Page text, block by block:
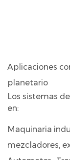
Aplicaciones
planetario
Los sistemas
en:
Maquinaria
mezcladores,